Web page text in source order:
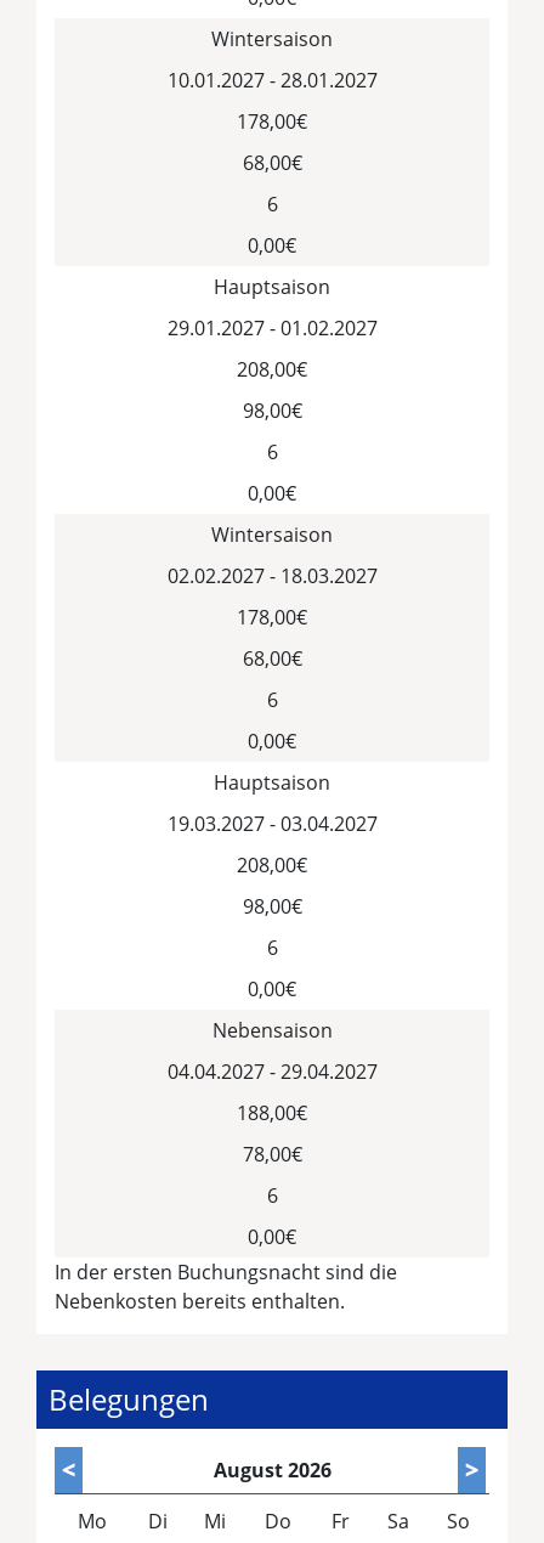
Wintersaison
10.01.2027 - 28.01.2027
178,00€
68,00€
6
0,00€
Hauptsaison
29.01.2027 - 01.02.2027
208,00€
98,00€
6
0,00€
Wintersaison
02.02.2027 - 18.03.2027
178,00€
68,00€
6
0,00€
Hauptsaison
19.03.2027 - 03.04.2027
208,00€
98,00€
6
0,00€
Nebensaison
04.04.2027 - 29.04.2027
188,00€
78,00€
6
0,00€
In der ersten Buchungsnacht sind die
Nebenkosten bereits enthalten.
Belegungen
< August2026
Mo
Di Mi Do Fr Sa
So
>